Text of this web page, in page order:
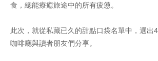
食，總能療癒旅途中的所有疲憊。
此次，就從私藏已久的甜點口袋名單中，選出
咖啡廳與讀者朋友們分享。